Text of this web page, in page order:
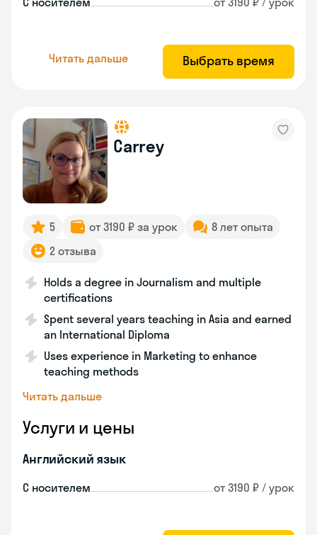
Читать дальше Выбрать время
Carrey
5 от 3190 ₽ за урок
8 лет опыта
2 отзыва
Holds a degree in Journalism and multiple
certifications
Spent several years teaching in Asia and earned
an International Diploma
Uses experience in Marketing to enhance
teaching methods
Читать дальше
Услуги и цены
Английский язык
С носителем от 3190 ₽ / урок